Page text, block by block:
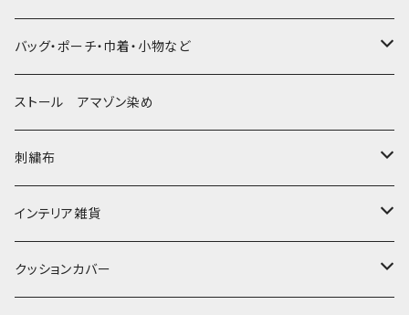
大判布150-特大250cm ベッドカバー
〜155cm
〜180cm
中型布 30-90cm
80-90-
-70-
小型布 コースター・カフェマット・ポットマット
小型マット（正方形）
小型マット（長方形）
細長布 ロング テーブルランナー
バッグ・ポーチ・巾着・小物など
バッグ
草木染めと泥染め
帆布の泥染め
ポシェット・ポーチ・巾着
ポシェット・ショルダー
ポーチ・丸ポーチ・クラッチバッグ
パッチワーク
その他
ストール アマゾン染め
刺繍布
大判刺繍腰巻
大判泥染め刺繍
インテリア雑貨
額装・木枠・パネル
クッションカバー